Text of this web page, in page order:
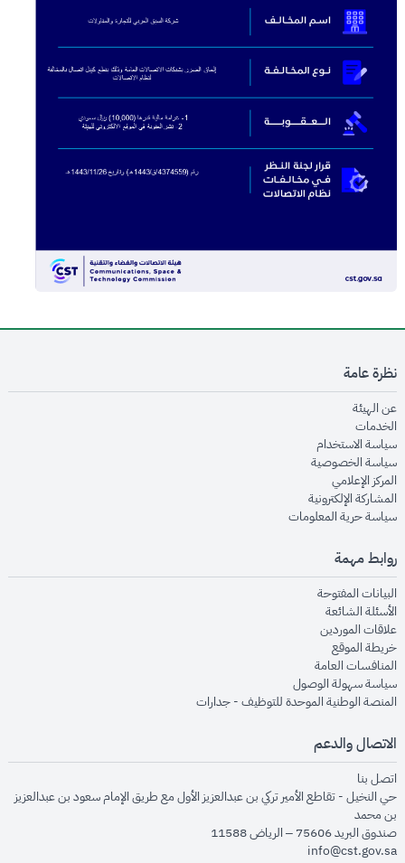
نظرة عامة
عن الهيئةopens in new window
الخدماتopens in new window
سياسة الاستخدام
سياسة الخصوصيةopens in new window
المركز الإعلاميopens in new window
المشاركة الإلكترونيةopens in new window
سياسة حرية المعلوماتopens in new window
روابط مهمة
البيانات المفتوحةopens in new window
الأسئلة الشائعةopens in new window
علاقات الموردينopens in new window
خريطة الموقعopens in new window
المنافسات العامةopens in new window
سياسة سهولة الوصولopens in new window
المنصة الوطنية الموحدة للتوظيف - جداراتopens in new window
الاتصال والدعم
اتصل بنا
حي النخيل - تقاطع الأمير تركي بن عبدالعزيز الأول مع طريق الإمام سعود بن عبدالعزيز
بن محمد
صندوق البريد 75606 – الرياض 11588
info@cst.gov.sa